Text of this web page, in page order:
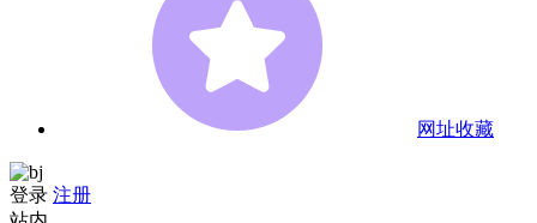
网址收藏
登录 注册